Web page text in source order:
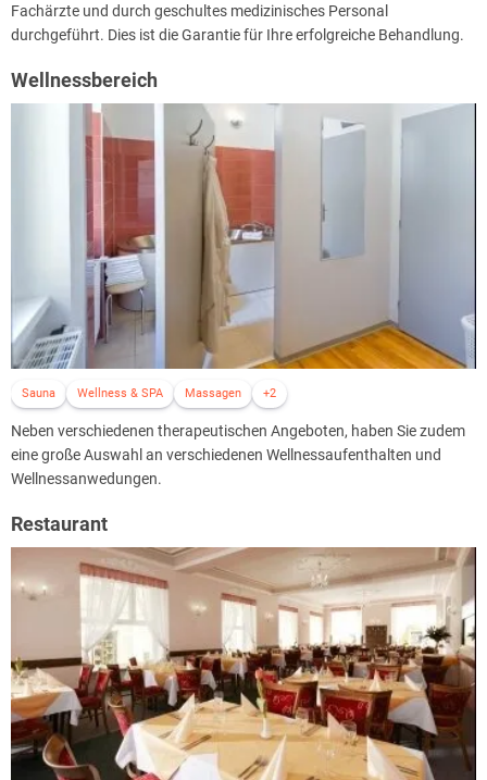
Fachärzte und durch geschultes medizinisches Personal
durchgeführt. Dies ist die Garantie für Ihre erfolgreiche Behandlung.
Wellnessbereich
Sauna Wellness & SPA Massagen +2
Neben verschiedenen therapeutischen Angeboten, haben Sie zudem
eine große Auswahl an verschiedenen Wellnessaufenthalten und
Wellnessanwedungen.
Restaurant